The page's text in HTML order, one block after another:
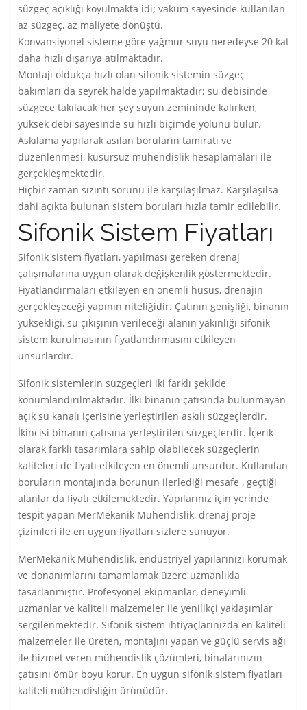
süzgeç açıklığı koyulmakta idi; vakum sayesinde kullanılan
az süzgeç, az maliyete dönüştü.
Konvansiyonel sisteme göre yağmur suyu neredeyse 20 kat
daha hızlı dışarıya atılmaktadır.
Montajı oldukça hızlı olan sifonik sistemin süzgeç
bakımları da seyrek halde yapılmaktadır; su debisinde
süzgece takılacak her şey suyun zemininde kalırken,
yüksek debi sayesinde su hızlı biçimde yolunu bulur.
Askılama yapılarak asılan boruların tamiratı ve
düzenlenmesi, kusursuz mühendislik hesaplamaları ile
gerçekleşmektedir.
Hiçbir zaman sızıntı sorunu ile karşılaşılmaz. Karşılaşılsa
dahi açıkta bulunan sistem boruları hızla tamir edilebilir.
Sifonik Sistem Fiyatları
Sifonik sistem fiyatları, yapılması gereken drenaj
çalışmalarına uygun olarak değişkenlik göstermektedir.
Fiyatlandırmaları etkileyen en önemli husus, drenajın
gerçekleşeceği yapının niteliğidir. Çatının genişliği, binanın
yüksekliği, su çıkışının verileceği alanın yakınlığı sifonik
sistem kurulmasının fiyatlandırmasını etkileyen
unsurlardır.
Sifonik sistemlerin süzgeçleri iki farklı şekilde
konumlandırılmaktadır. İlki binanın çatısında bulunmayan
açık su kanalı içerisine yerleştirilen askılı süzgeçlerdir.
İkincisi binanın çatısına yerleştirilen süzgeçlerdir. İçerik
olarak farklı tasarımlara sahip olabilecek süzgeçlerin
kaliteleri de fiyatı etkileyen en önemli unsurdur. Kullanılan
boruların montajında borunun ilerlediği mesafe , geçtiği
alanlar da fiyatı etkilemektedir. Yapılarınız için yerinde
tespit yapan MerMekanik Mühendislik, drenaj proje
çizimleri ile en uygun fiyatları sizlere sunuyor.
MerMekanik Mühendislik, endüstriyel yapılarınızı korumak
ve donanımlarını tamamlamak üzere uzmanlıkla
tasarlanmıştır. Profesyonel ekipmanlar, deneyimli
uzmanlar ve kaliteli malzemeler ile yenilikçi yaklaşımlar
sergilenmektedir. Sifonik sistem ihtiyaçlarınızda en kaliteli
malzemeler ile üreten, montajını yapan ve güçlü servis ağı
ile hizmet veren mühendislik çözümleri, binalarınızın
çatısını ömür boyu korur. En uygun sifonik sistem fiyatları
kaliteli mühendisliğin ürünüdür.